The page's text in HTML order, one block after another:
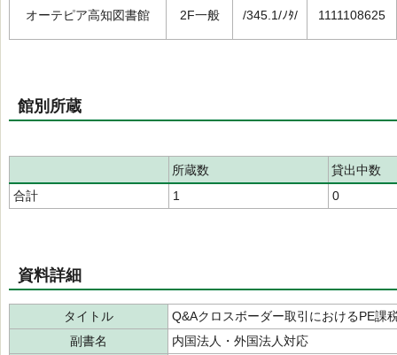
オーテピア高知図書館 2F一般 /345.1/ﾉﾀ/ 1111108625
館別所蔵
所蔵数
貸出中数
合計
1 0
資料詳細
タイトル
Q&Aクロスボーダー取引におけるPE課
副書名
内国法人・外国法人対応